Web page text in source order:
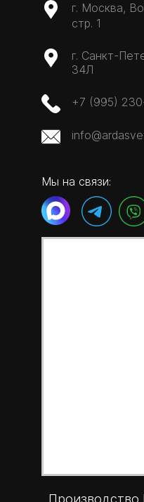
г. Москва,
стр. 1
г. Санкт-
34Л
+7 (995)
Мы на связи: